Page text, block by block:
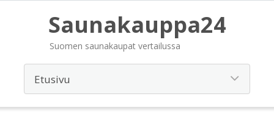
Saunakauppa24
Suomen saunakaupat vertailussa